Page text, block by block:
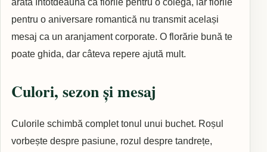
arată întotdeauna ca florile pentru o colegă, iar florile
pentru o aniversare romantică nu transmit același
mesaj ca un aranjament corporate. O florărie bună te
poate ghida, dar câteva repere ajută mult.
Culori, sezon și mesaj
Culorile schimbă complet tonul unui buchet. Roșul
vorbește despre pasiune, rozul despre tandrețe,